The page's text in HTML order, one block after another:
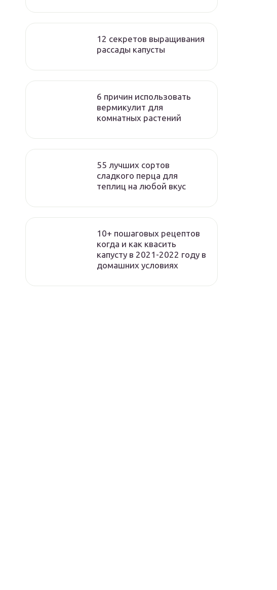
12 секретов выращивания
рассады капусты
6 причин использовать
вермикулит для
комнатных растений
55 лучших сортов
сладкого перца для
теплиц на любой вкус
10+ пошаговых рецептов
когда и как квасить
капусту в 2021-2022 году в
домашних условиях